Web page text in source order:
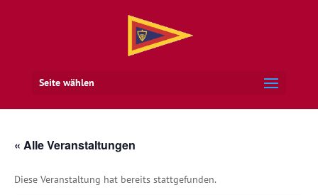
Seite wählen
« Alle Veranstaltungen
Diese Veranstaltung hat bereits stattgefunden.